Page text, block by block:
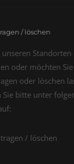
/ löschen
unseren Standorten
oder möchten
oder löschen
Sie bitte unter
/ löschen